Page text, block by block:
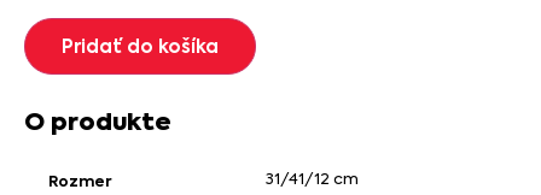
Pridať do košíka
O produkte
Rozmer 31/41/12 cm